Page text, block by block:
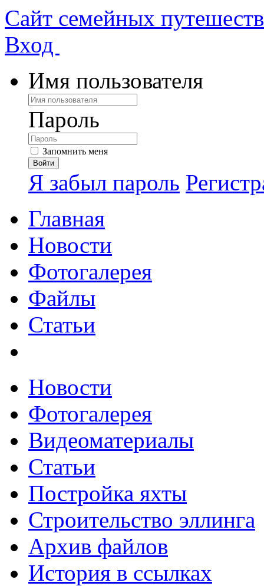
Сайт семейных
Вход
Имя пользователя
Пароль
Запомнить меня
Я забыл пароль
Главная
Новости
Фотогалерея
Файлы
Статьи
Новости
Фотогалерея
Видеоматериалы
Статьи
Постройка яхты
Строительство эллинга
Архив файлов
История в ссылках